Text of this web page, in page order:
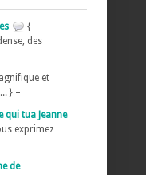
{
des
et
} –
tua Jeanne
exprimez
de